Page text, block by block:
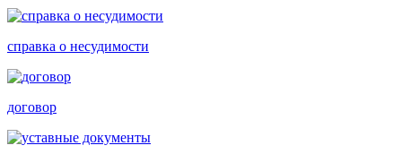
справка о несудимости
договор